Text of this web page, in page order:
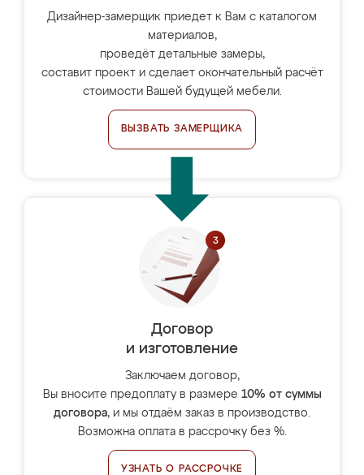
Дизайнер-замерщик приедет к Вам с каталогом
материалов,
проведёт детальные замеры,
составит проект и сделает окончательный расчёт
стоимости Вашей будущей мебели.
ВЫЗВАТЬ ЗАМЕРЩИКА
Договор
и изготовление
Заключаем договор,
Вы вносите предоплату в размере 10% от суммы
договора, и мы отдаём заказ в производство.
Возможна оплата в рассрочку без %.
УЗНАТЬ О РАССРОЧКЕ